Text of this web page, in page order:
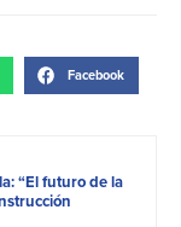
Facebook
“El futuro de la